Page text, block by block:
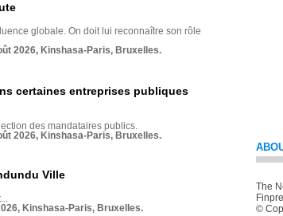
globale. On doit lui reconnaître son rôle
2026, Kinshasa-Paris, Bruxelles.
certaines entreprises publiques
des mandataires publics.
2026, Kinshasa-Paris, Bruxelles.
Ville
Kinshasa-Paris, Bruxelles.
The
©